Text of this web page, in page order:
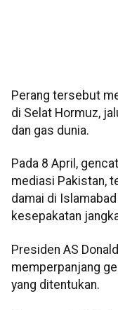
Perang tersebut
di Selat Hormuz,
dan gas dunia.
Pada 8 April,
mediasi Pakistan,
damai di
kesepakatan
Presiden AS
memperpanjang
yang ditentukan.